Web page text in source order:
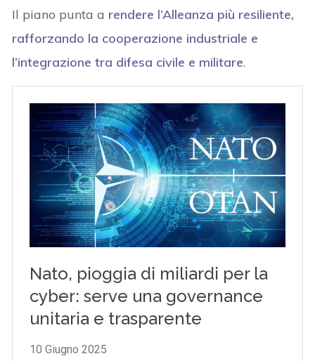
Il piano punta a rendere l’Alleanza più resiliente,
rafforzando la cooperazione industriale e
l’integrazione tra difesa civile e militare.